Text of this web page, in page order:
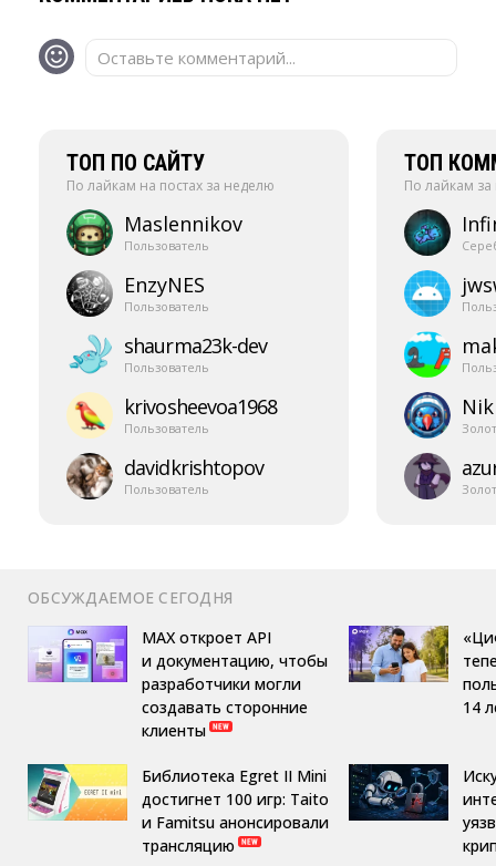
Оставьте комментарий...
ТОП ПО САЙТУ
По лайкам на постах за неделю
Maslennikov
Пользователь
EnzyNES
Пользователь
shaurma23k-​dev
Пользователь
krivosheevoa1968
Пользователь
davidkrishtopov
Пользователь
ТОП
По лайкам
ОБСУЖДАЕМОЕ СЕГОДНЯ
MAX откроет API
и документацию, чтобы
разработчики могли
создавать сторонние
клиенты
Библиотека Egret II Mini
достигнет 100 игр: Taito
и Famitsu анонсировали
трансляцию
14